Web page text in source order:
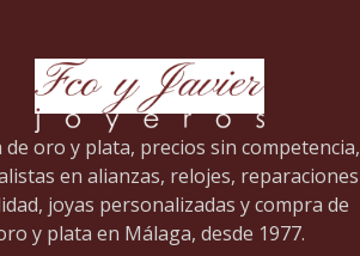
de oro y plata, precios sin competencia,
en alianzas, relojes, reparaciones
joyas personalizadas y compra de
y plata en Málaga, desde 1977.